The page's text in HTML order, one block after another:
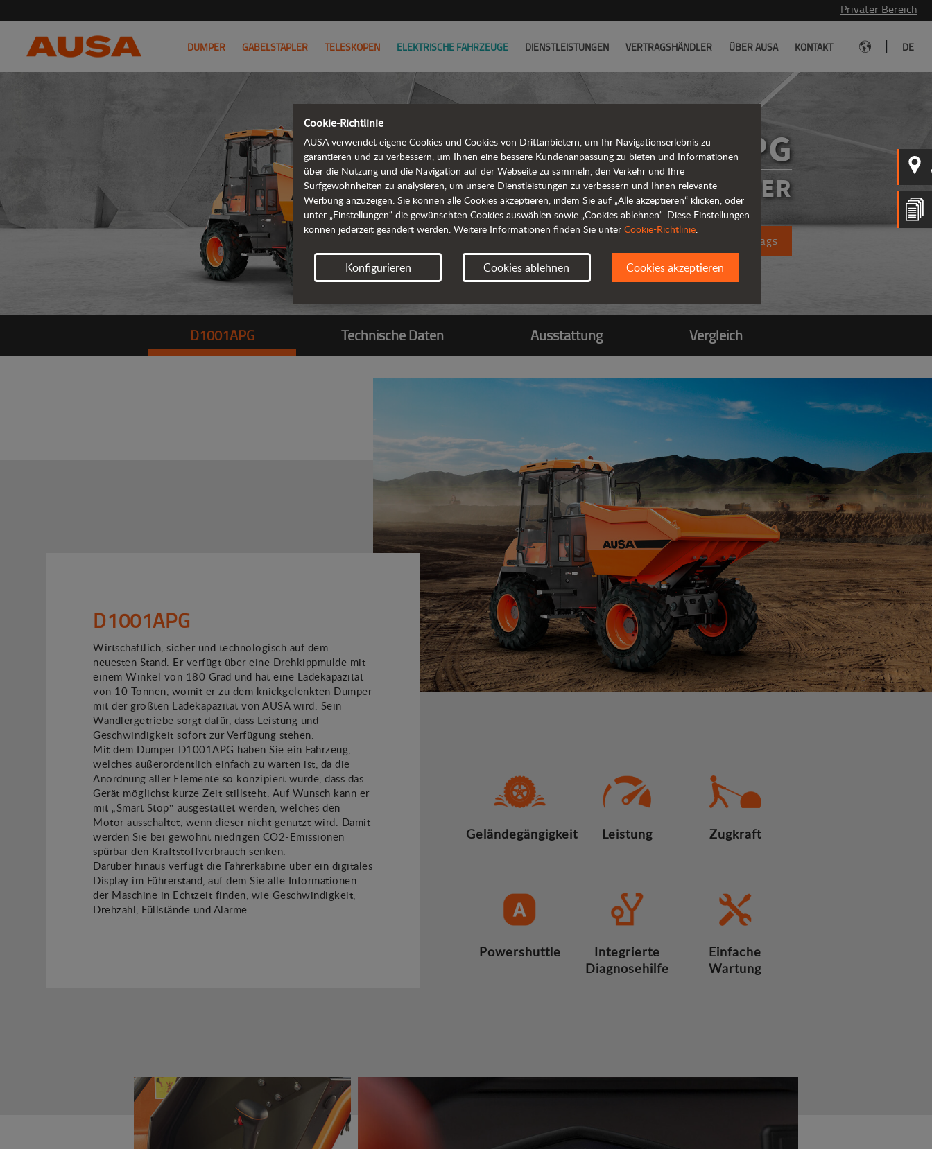
Privater Bereich
DUMPER GABELSTAPLER TELESKOPEN ELEKTRISCHE FAHRZEUGE DIENSTLEISTUNGEN VERTRAGSHÄNDLER ÜBER AUSA KONTAKT DE
D1001APG
KNICKGELENKTE DUMPER
Anforderung eines Kostenvoranschlags
D1001APG Technische Daten Ausstattung Vergleich
D1001APG
Wirtschaftlich, sicher und technologisch auf dem
neuesten Stand. Er verfügt über eine Drehkippmulde mit
einem Winkel von 180 Grad und hat eine Ladekapazität
von 10 Tonnen, womit er zu dem knickgelenkten Dumper
mit der größten Ladekapazität von AUSA wird. Sein
Wandlergetriebe sorgt dafür, dass Leistung und
Geschwindigkeit sofort zur Verfügung stehen.
Mit dem Dumper D1001APG haben Sie ein Fahrzeug,
welches außerordentlich einfach zu warten ist, da die
Anordnung aller Elemente so konzipiert wurde, dass das
Gerät möglichst kurze Zeit stillsteht. Auf Wunsch kann er
mit „Smart Stop‟ ausgestattet werden, welches den
Motor ausschaltet, wenn dieser nicht genutzt wird. Damit
werden Sie bei gewohnt niedrigen CO2-Emissionen
spürbar den Kraftstoffverbrauch senken.
Darüber hinaus verfügt die Fahrerkabine über ein digitales
Display im Führerstand, auf dem Sie alle Informationen
der Maschine in Echtzeit finden, wie Geschwindigkeit,
Drehzahl, Füllstände und Alarme.
Geländegängigkeit Leistung Zugkraft
Powershuttle
Integrierte
Diagnosehilfe
Einfache
Wartung
Cookie-Richtlinie
AUSA verwendet eigene Cookies und Cookies von Drittanbietern, um Ihr Navigationserlebnis zu
garantieren und zu verbessern, um Ihnen eine bessere Kundenanpassung zu bieten und Informationen
über die Nutzung und die Navigation auf der Webseite zu sammeln, den Verkehr und Ihre
Surfgewohnheiten zu analysieren, um unsere Dienstleistungen zu verbessern und Ihnen relevante
Werbung anzuzeigen. Sie können alle Cookies akzeptieren, indem Sie auf „Alle akzeptieren“ klicken, oder
unter „Einstellungen“ die gewünschten Cookies auswählen sowie „Cookies ablehnen“. Diese Einstellungen
können jederzeit geändert werden. Weitere Informationen finden Sie unter Cookie-Richtlinie.
Konfigurieren Cookies ablehnen Cookies akzeptieren